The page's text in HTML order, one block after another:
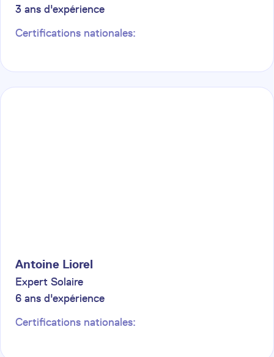
3 ans d'expérience
Certifications nationales:
Antoine Liorel
Expert Solaire
6 ans d'expérience
Certifications nationales: